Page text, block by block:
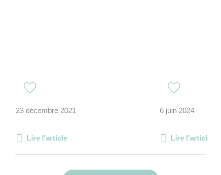
23 décembre 2021
Lire l'article
6 juin 2024
Lire l'article